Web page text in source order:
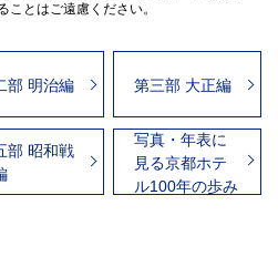
ことはご遠慮ください。
部 明治編 第三部 大正編
部 昭和戦
写真・年表に
見る京都ホテ
ル100年の歩み